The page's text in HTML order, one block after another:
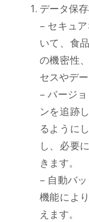
データ保
– セキュ
いて、食
の機密性
セスやデ
– バージ
ンを追跡
るように
し、必要
きます。
– 自動バ
機能によ
えます。